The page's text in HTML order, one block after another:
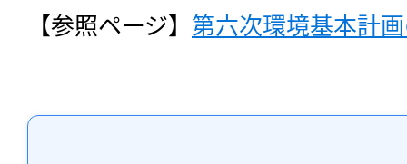
【参照ページ】 第六次環境基本計